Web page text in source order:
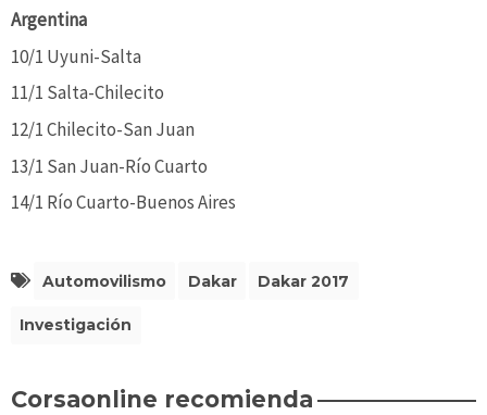
Argentina
10/1 Uyuni-Salta
11/1 Salta-Chilecito
12/1 Chilecito-San Juan
13/1 San Juan-Río Cuarto
14/1 Río Cuarto-Buenos Aires
Automovilismo Dakar Dakar 2017
Investigación
Corsaonline recomienda